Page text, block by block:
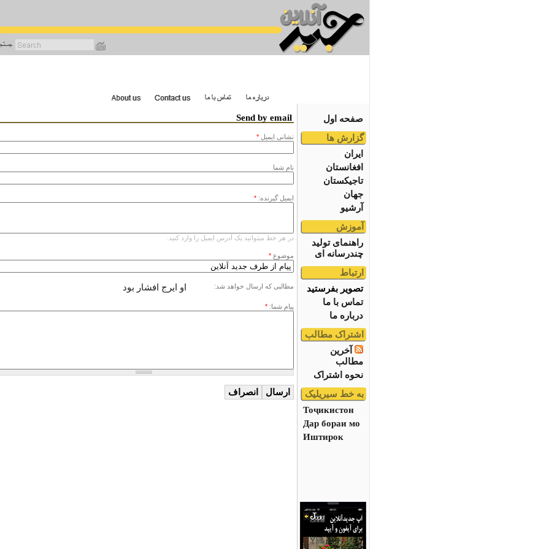
صفحه اول
گزارش ها
ایران
افغانستان
تاجیکستان
جهان
آرشیو
آموزش
راهنمای تولید
چندرسانه ای
ارتباط
تصویر بفرستید
تماس با ما
درباره ما
اشتراک مطالب
آخرین
مطالب
نحوه اشتراک
به خط سیریلیک
Тоҷикистон
Дар бораи мо
Иштирок
Send by email
نشانى ايميل *
نام شما
ایمیل گیرنده: *
در هر خط میتوانید یک آدرس ایمیل را وارد کنید.
موضوع *
مطالبی که ارسال خواهد شد: او ایرج افشار بود
پیام شما: *